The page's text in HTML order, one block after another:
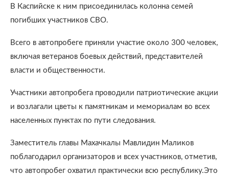
В Каспийске к ним присоединилась колонна семей
погибших участников СВО.
Всего в автопробеге приняли участие около 300 человек,
включая ветеранов боевых действий, представителей
власти и общественности.
Участники автопробега проводили патриотические акции
и возлагали цветы к памятникам и мемориалам во всех
населенных пунктах по пути следования.
Заместитель главы Махачкалы Мавлидин Маликов
поблагодарил организаторов и всех участников, отметив,
что автопробег охватил практически всю республику.Это